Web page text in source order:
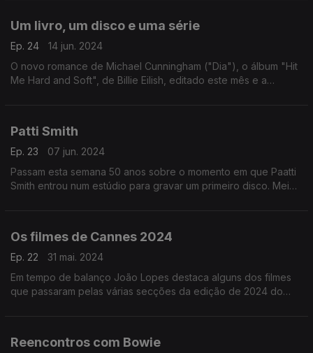
Um livro, um disco e uma série
Ep. 24
14 jun. 2024
O novo romance de Michael Cunningham ("Dia"), o álbum "Hit
Me Hard and Soft", de Billie Eilish, editado este mês e a
Patti Smith
Ep. 23
07 jun. 2024
Passam esta semana 50 anos sobre o momento em que Paatti
Smith entrou num estúdio para gravar um primeiro disco. Meio
Os filmes de Cannes 2024
Ep. 22
31 mai. 2024
Em tempo de balanço João Lopes destaca alguns dos filmes
que passaram pelas várias secções da edição de 2024 do
Reencontros com Bowie